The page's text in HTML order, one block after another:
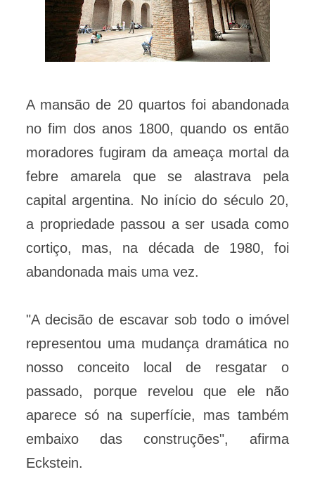
A mansão de 20 quartos foi abandonada
no fim dos anos 1800, quando os então
moradores fugiram da ameaça mortal da
febre amarela que se alastrava pela
capital argentina. No início do século 20,
a propriedade passou a ser usada como
cortiço, mas, na década de 1980, foi
abandonada mais uma vez.
"A decisão de escavar sob todo o imóvel
representou uma mudança dramática no
nosso conceito local de resgatar o
passado, porque revelou que ele não
aparece só na superfície, mas também
embaixo das construções", afirma
Eckstein.